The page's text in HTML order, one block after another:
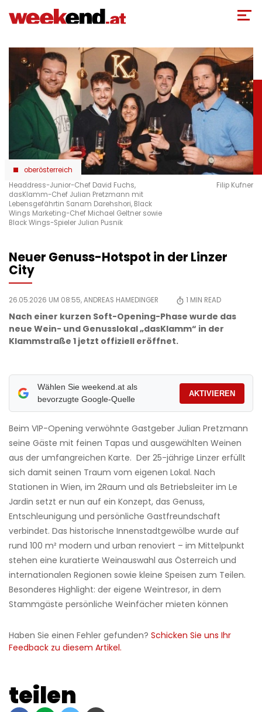
zum
oberösterreich
Headdress-Junior-Chef David Fuchs,
dasKlamm-Chef Julian Pretzmann mit
Lebensgefährtin Sanam Darehshori, Black
Wings Marketing-Chef Michael Geltner sowie
Black Wings-Spieler Julian Pusnik
Filip Kufner
Neuer Genuss-Hotspot in der Linzer
City
26.05.2026 UM 08:55,ANDREAS HAMEDINGER 1 MIN READ
Nach einer kurzen Soft-Opening-Phase wurde das
neue Wein- und Genusslokal „dasKlamm“ in der
Klammstraße 1 jetzt offiziell eröffnet.
Wählen Sie weekend.at als
bevorzugte Google-Quelle
AKTIVIEREN
Beim VIP-Opening verwöhnte Gastgeber Julian Pretzmann
seine Gäste mit feinen Tapas und ausgewählten Weinen
aus der umfangreichen Karte. Der 25-jährige Linzer erfüllt
sich damit seinen Traum vom eigenen Lokal. Nach
Stationen in Wien, im 2Raum und als Betriebsleiter im Le
Jardin setzt er nun auf ein Konzept, das Genuss,
Entschleunigung und persönliche Gastfreundschaft
verbindet. Das historische Innenstadtgewölbe wurde auf
rund 100 m² modern und urban renoviert – im Mittelpunkt
stehen eine kuratierte Weinauswahl aus Österreich und
internationalen Regionen sowie kleine Speisen zum Teilen.
Besonderes Highlight: der eigene Weintresor, in dem
Stammgäste persönliche Weinfächer mieten können
Haben Sie einen Fehler gefunden? Schicken Sie uns Ihr
Feedback zu diesem Artikel.
teilen